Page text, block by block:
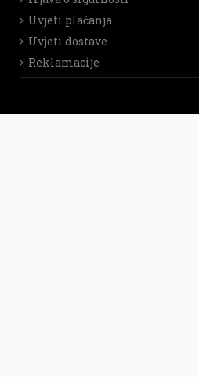
Uvjeti plaćanja
Uvjeti dostave
Reklamacije